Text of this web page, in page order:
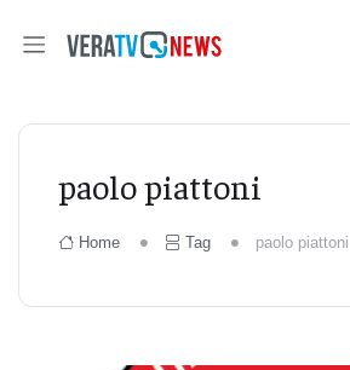
paolo piattoni
Home Tag paolo piattoni